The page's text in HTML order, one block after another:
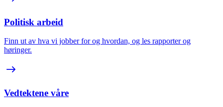
Politisk arbeid
Finn ut av hva vi jobber for og hvordan, og les rapporter og
høringer.
Vedtektene våre